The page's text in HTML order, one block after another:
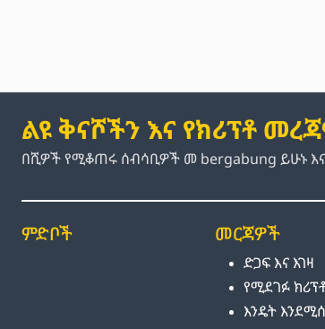
ልዩ ቅናሾችን እና የክሪፕቶ
በሺዎች የሚቆጠሩ ሰብሳቢዎች መ bergabung ይሁኑ
ምድቦች መርጃዎች
ድጋፍ እና እገዛ
የሚደገፉ
እንዴት